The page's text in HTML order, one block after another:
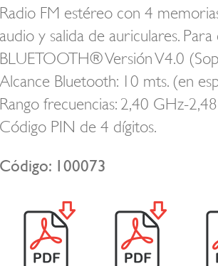
Radio FM estéreo con 4
audio y salida de auriculares. Para
BLUETOOTH® Versión V4.0
Alcance Bluetooth: 10 mts. (en
Rango frecuencias: 2,40 GHz-
Código PIN de 4 dígitos.
Código: 100073